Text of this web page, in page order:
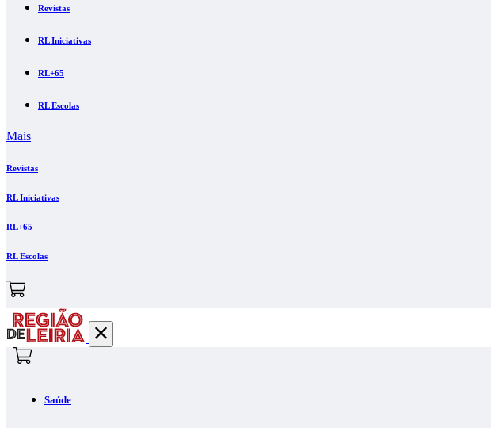
Revistas
RL Iniciativas
RL+65
RL Escolas
Mais
Revistas
RL Iniciativas
RL+65
RL Escolas
Saúde